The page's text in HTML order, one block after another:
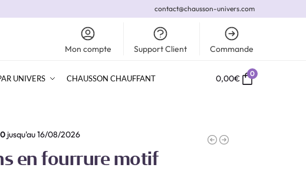
contact@chausson-univers.com
Mon compte Support Client Commande
UNIVERS CHAUSSON CHAUFFANT
0
0,00€
jusqu'au 16/08/2026
en fourrure motif